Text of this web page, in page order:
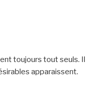
toujours tout seuls. Il
apparaissent.